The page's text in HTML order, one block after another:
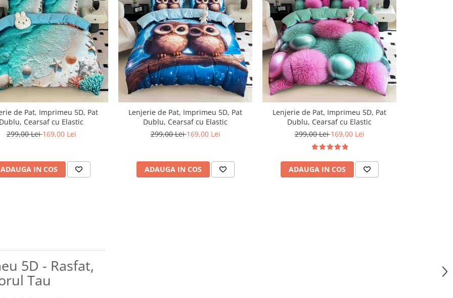
de Pat, Imprimeu 5D, Pat
Dublu, Cearsaf cu Elastic
299,00 Lei169,00 Lei
ADAUGA IN COS
Lenjerie de Pat, Imprimeu 5D, Pat
Dublu, Cearsaf cu Elastic
299,00 Lei169,00 Lei
ADAUGA IN COS
Lenjerie de Pat, Imprimeu 5D, Pat
Dublu, Cearsaf cu Elastic
299,00 Lei169,00 Lei
ADAUGA IN COS
5D - Rasfat,
Tau